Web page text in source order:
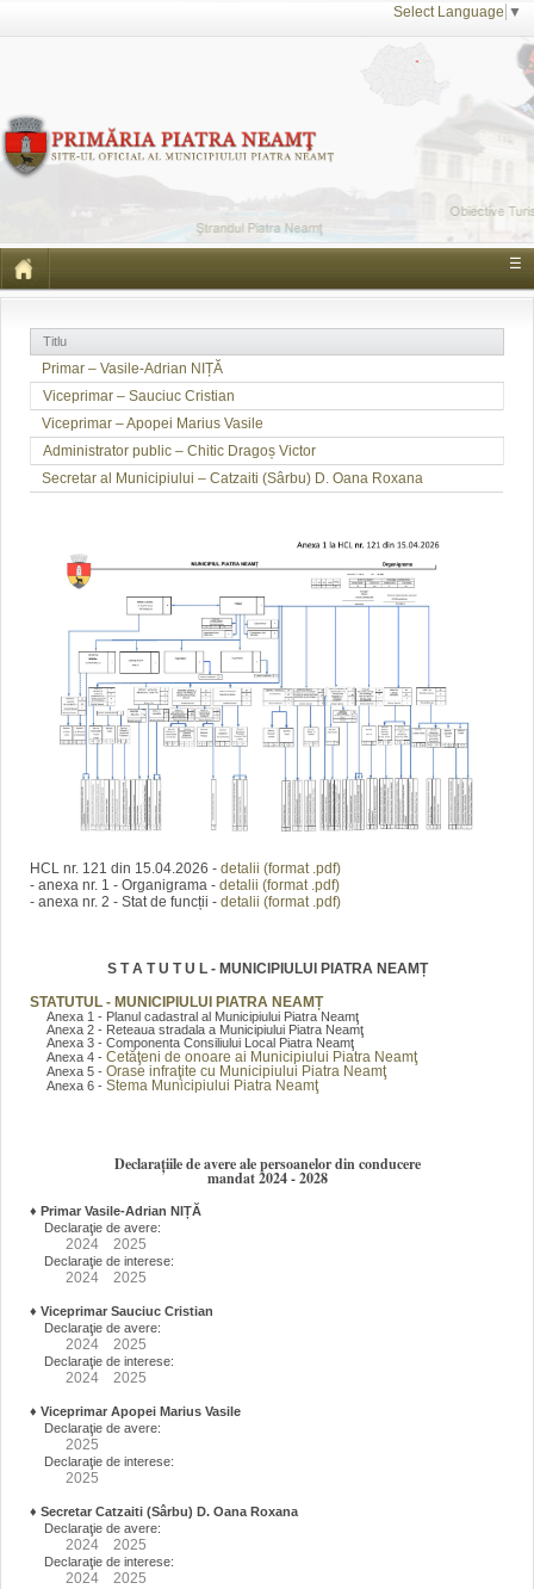
Select Language ▼
☰
Titlu
Primar – Vasile-Adrian NIȚĂ
Viceprimar – Sauciuc Cristian
Viceprimar – Apopei Marius Vasile
Administrator public – Chitic Dragoș Victor
Secretar al Municipiului – Catzaiti (Sârbu) D. Oana Roxana
HCL nr. 121 din 15.04.2026 - detalii (format .pdf)
- anexa nr. 1 - Organigrama - detalii (format .pdf)
- anexa nr. 2 - Stat de funcții - detalii (format .pdf)
S T A T U T U L - MUNICIPIULUI PIATRA NEAMȚ
STATUTUL - MUNICIPIULUI PIATRA NEAMȚ
Anexa 1 - Planul cadastral al Municipiului Piatra Neamţ
Anexa 2 - Reteaua stradala a Municipiului Piatra Neamţ
Anexa 3 - Componenta Consiliului Local Piatra Neamţ
Anexa 4 - Cetăţeni de onoare ai Municipiului Piatra Neamţ
Anexa 5 - Orase infraţite cu Municipiului Piatra Neamţ
Anexa 6 - Stema Municipiului Piatra Neamţ
Declarațiile de avere ale persoanelor din conducere
mandat 2024 - 2028
♦ Primar Vasile-Adrian NIȚĂ
Declaraţie de avere:
2024 2025
Declaraţie de interese:
2024 2025
♦ Viceprimar Sauciuc Cristian
Declaraţie de avere:
2024 2025
Declaraţie de interese:
2024 2025
♦ Viceprimar Apopei Marius Vasile
Declaraţie de avere:
2025
Declaraţie de interese:
2025
♦ Secretar Catzaiti (Sârbu) D. Oana Roxana
Declaraţie de avere:
2024 2025
Declaraţie de interese:
2024 2025